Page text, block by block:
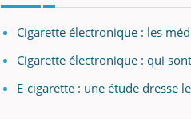
Cigarette électronique : les
Cigarette électronique : qui
E-cigarette : une étude dresse